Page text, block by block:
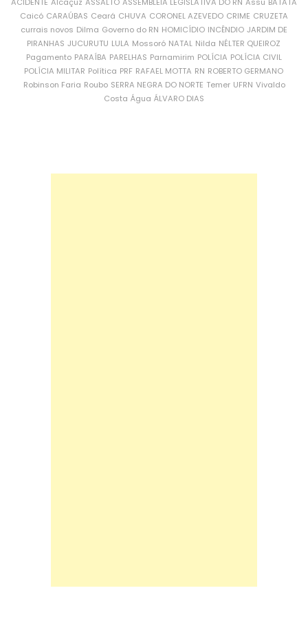
Caicó CARAÚBAS Ceará CHUVA CORONEL AZEVEDO CRIME CRUZETA
currais novos Dilma Governo do RN HOMICÍDIO INCÊNDIO JARDIM DE
PIRANHAS JUCURUTU LULA Mossoró NATAL Nilda NÉLTER QUEIROZ
Pagamento PARAÍBA PARELHAS Parnamirim POLÍCIA POLÍCIA CIVIL
POLÍCIA MILITAR Política PRF RAFAEL MOTTA RN ROBERTO GERMANO
Robinson Faria Roubo SERRA NEGRA DO NORTE Temer UFRN Vivaldo
Costa Água ÁLVARO DIAS